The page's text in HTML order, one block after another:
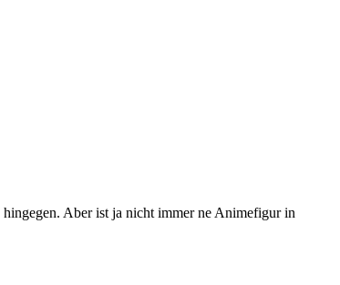
Aber ist ja nicht immer ne Animefigur in